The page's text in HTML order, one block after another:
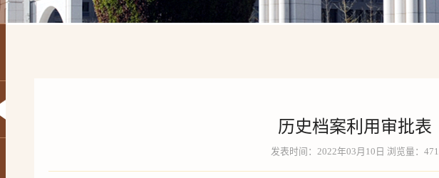
历史档案利用审批表
发表时间：2022年03月10日 浏览量： 471